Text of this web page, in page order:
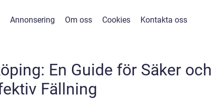
Annonsering Om oss Cookies Kontakta oss
En Guide för Säker och
Fällning